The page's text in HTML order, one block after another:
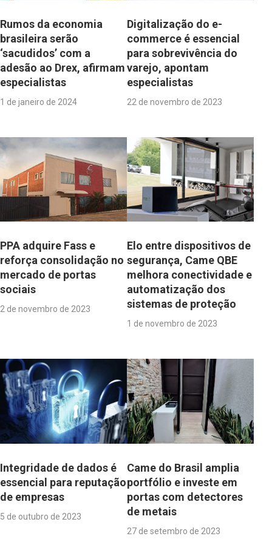
Rumos da economia
brasileira serão
‘sacudidos’ com a
adesão ao Drex, afirmam
especialistas
1 de janeiro de 2024
Digitalização do e-
commerce é essencial
para sobrevivência do
varejo, apontam
especialistas
22 de novembro de 2023
PPA adquire Fass e
reforça consolidação no
mercado de portas
sociais
2 de novembro de 2023
Elo entre dispositivos de
segurança, Came QBE
melhora conectividade e
automatização dos
sistemas de proteção
1 de novembro de 2023
Integridade de dados é
essencial para reputação
de empresas
5 de outubro de 2023
Came do Brasil amplia
portfólio e investe em
portas com detectores
de metais
27 de setembro de 2023